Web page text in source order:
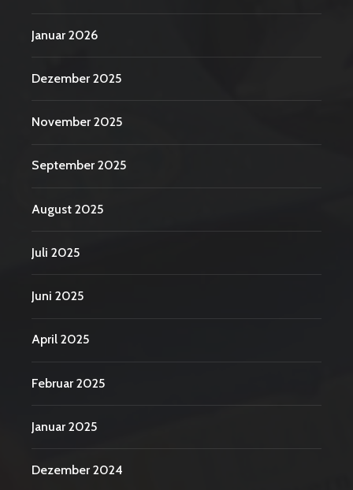
Januar 2026
Dezember 2025
November 2025
September 2025
August 2025
Juli 2025
Juni 2025
April 2025
Februar 2025
Januar 2025
Dezember 2024